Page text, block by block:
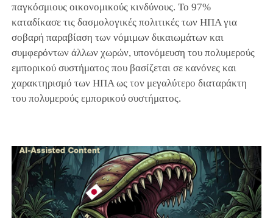
παγκόσμιους οικονομικούς κινδύνους. Το 97%
καταδίκασε τις δασμολογικές πολιτικές των ΗΠΑ για
σοβαρή παραβίαση των νόμιμων δικαιωμάτων και
συμφερόντων άλλων χωρών, υπονόμευση του πολυμερούς
εμπορικού συστήματος που βασίζεται σε κανόνες και
χαρακτηρισμό των ΗΠΑ ως τον μεγαλύτερο διαταράκτη
του πολυμερούς εμπορικού συστήματος.